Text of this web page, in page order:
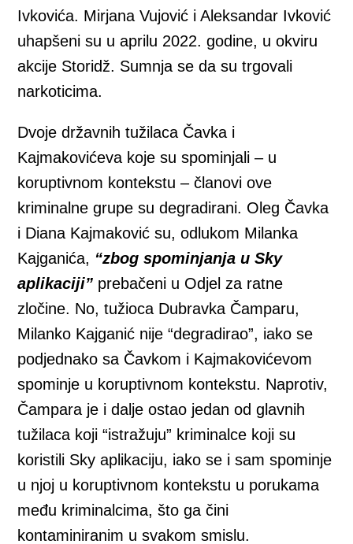
Ivkovića. Mirjana Vujović i Aleksandar Ivković
uhapšeni su u aprilu 2022. godine, u okviru
akcije Storidž. Sumnja se da su trgovali
narkoticima.
Dvoje državnih tužilaca Čavka i
Kajmakovićeva koje su spominjali – u
koruptivnom kontekstu – članovi ove
kriminalne grupe su degradirani. Oleg Čavka
i Diana Kajmaković su, odlukom Milanka
Kajganića, “zbog spominjanja u Sky
aplikaciji” prebačeni u Odjel za ratne
zločine. No, tužioca Dubravka Čamparu,
Milanko Kajganić nije “degradirao”, iako se
podjednako sa Čavkom i Kajmakovićevom
spominje u koruptivnom kontekstu. Naprotiv,
Čampara je i dalje ostao jedan od glavnih
tužilaca koji “istražuju” kriminalce koji su
koristili Sky aplikaciju, iako se i sam spominje
u njoj u koruptivnom kontekstu u porukama
među kriminalcima, što ga čini
kontaminiranim u svakom smislu.